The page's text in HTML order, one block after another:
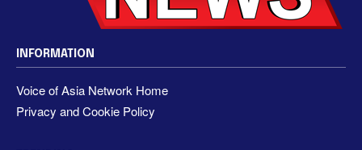
INFORMATION
Voice of Asia Network Home
Privacy and Cookie Policy